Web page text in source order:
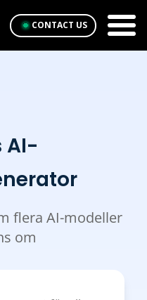
CONTACT US
AI-
flera AI-modeller
om